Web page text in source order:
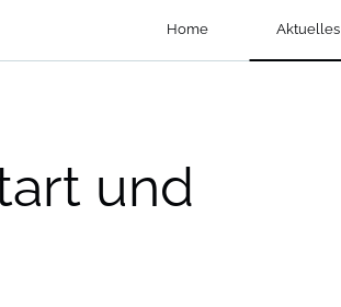
Home Aktuelles
und